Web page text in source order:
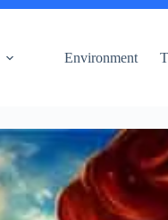
Environment